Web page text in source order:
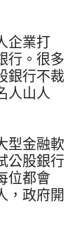
企業打
行。很多
銀行不裁
人山人
型金融軟
公股銀行
位都會
，政府開